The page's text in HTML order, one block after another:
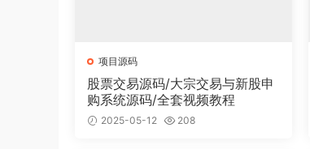
项目源码
股票交易源码/大宗交易与新股申
购系统源码/全套视频教程
2025-05-12 208